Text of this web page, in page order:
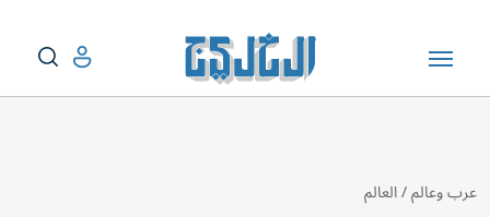
عرب وعالم/العالم